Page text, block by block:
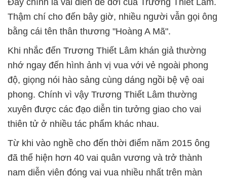
Thậm chí cho đến bây giờ, nhiều người vẫn gọi ông
bằng cái tên thân thương "Hoàng A Mã".
Khi nhắc đến Trương Thiết Lâm khán giả thường
nhớ ngay đến hình ảnh vị vua với vẻ ngoài phong
độ, giọng nói hào sảng cùng dáng ngồi bệ vệ oai
phong. Chính vì vậy Trương Thiết Lâm thường
xuyên được các đạo diễn tin tưởng giao cho vai
thiên tử ở nhiều tác phẩm khác nhau.
Từ khi vào nghề cho đến thời điểm năm 2015 ông
đã thể hiện hơn 40 vai quân vương và trở thành
nam diễn viên đóng vai vua nhiều nhất trên màn